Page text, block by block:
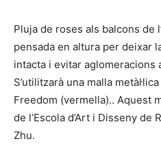
Pluja de roses als balcons de
pensada en altura per deixar
intacta i evitar aglomeracions
S’utilitzarà una malla
Freedom (vermella).. Aquest
de l’Escola d’Art i Disseny de
Zhu.